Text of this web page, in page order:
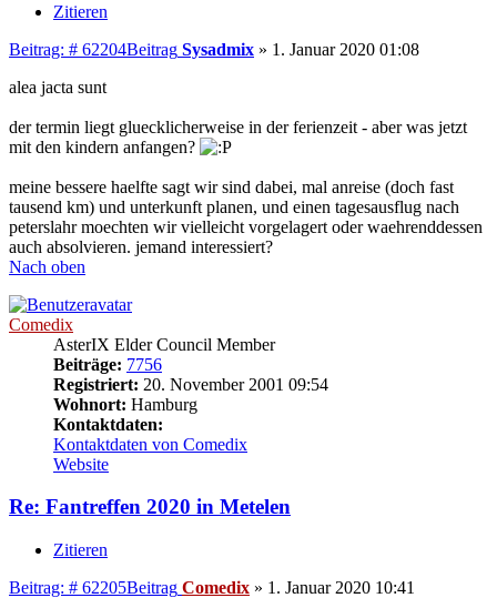
Zitieren
Beitrag: # 62204Beitrag Sysadmix » 1. Januar 2020 01:08
alea jacta sunt
der termin liegt gluecklicherweise in der ferienzeit - aber was jetzt
mit den kindern anfangen?
meine bessere haelfte sagt wir sind dabei, mal anreise (doch fast
tausend km) und unterkunft planen, und einen tagesausflug nach
peterslahr moechten wir vielleicht vorgelagert oder waehrenddessen
auch absolvieren. jemand interessiert?
Nach oben
Comedix
AsterIX Elder Council Member
Beiträge: 7756
Registriert: 20. November 2001 09:54
Wohnort: Hamburg
Kontaktdaten:
Kontaktdaten von Comedix
Website
Re: Fantreffen 2020 in Metelen
Zitieren
Beitrag: # 62205Beitrag Comedix » 1. Januar 2020 10:41